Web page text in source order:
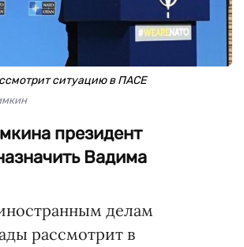
ситуацию в ПАСЕ
президент
Вадима
делам
рассмотрит в